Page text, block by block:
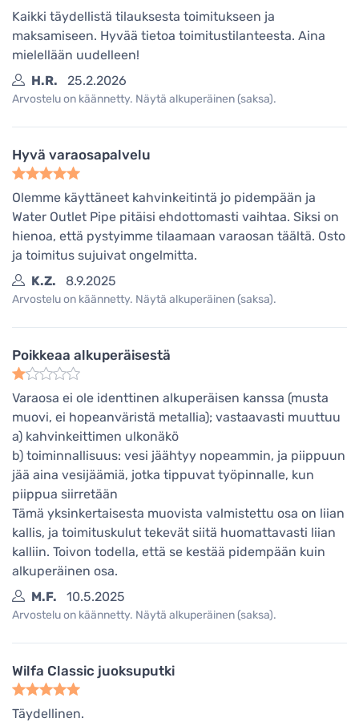
Kaikki täydellistä tilauksesta toimitukseen ja
maksamiseen. Hyvää tietoa toimitustilanteesta. Aina
mielellään uudelleen!
H.R.
25.2.2026
Arvostelu on käännetty. Näytä alkuperäinen (saksa).
Hyvä varaosapalvelu
Olemme käyttäneet kahvinkeitintä jo pidempään ja
Water Outlet Pipe pitäisi ehdottomasti vaihtaa. Siksi on
hienoa, että pystyimme tilaamaan varaosan täältä. Osto
ja toimitus sujuivat ongelmitta.
K.Z.
8.9.2025
Arvostelu on käännetty. Näytä alkuperäinen (saksa).
Poikkeaa alkuperäisestä
Varaosa ei ole identtinen alkuperäisen kanssa (musta
muovi, ei hopeanväristä metallia); vastaavasti muuttuu
a) kahvinkeittimen ulkonäkö
b) toiminnallisuus: vesi jäähtyy nopeammin, ja piippuun
jää aina vesijäämiä, jotka tippuvat työpinnalle, kun
piippua siirretään
Tämä yksinkertaisesta muovista valmistettu osa on liian
kallis, ja toimituskulut tekevät siitä huomattavasti liian
kalliin. Toivon todella, että se kestää pidempään kuin
alkuperäinen osa.
M.F.
10.5.2025
Arvostelu on käännetty. Näytä alkuperäinen (saksa).
Wilfa Classic juoksuputki
Täydellinen.